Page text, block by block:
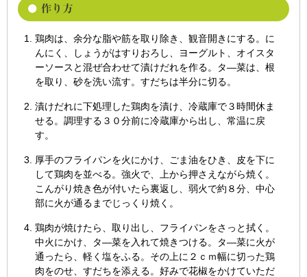
鶏肉は、余分な脂や筋を取り除き、観音開きにする。に
んにく、しょうがはすりおろし、ヨーグルト、オイスタ
ーソースと混ぜ合わせて漬けだれを作る。タ―菜は、根
を取り、砂を洗い流す。すだちは半分に切る。
漬けだれに下処理した鶏肉を漬け、冷蔵庫で３時間休ま
せる。調理する３０分前に冷蔵庫から出し、常温に戻
す。
厚手のフライパンを火にかけ、ごま油をひき、皮を下に
して鶏肉を並べる。強火で、上から押さえながら焼く。
こんがり焼き色が付いたら裏返し、弱火で約８分、中心
部に火が通るまでじっくり焼く。
鶏肉が焼けたら、取り出し、フライパンをさっと拭く。
中火にかけ、タ―菜を入れて焼きつける。タ―菜に火が
通ったら、軽く塩をふる。その上に２ｃｍ幅に切った鶏
肉をのせ、すだちを添える。好みで花椒をかけていただ